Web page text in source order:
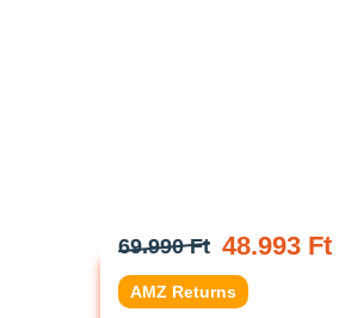
69.990 Ft 48.993 Ft
AMZ Returns